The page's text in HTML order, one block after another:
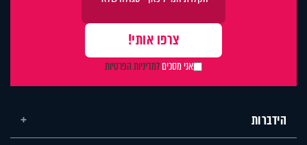
אני מסכיםלמדיניות הפרטיות
הידברות